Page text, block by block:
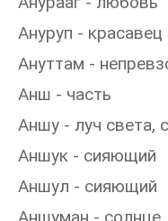
Ануруп - красавец
Ануттам -
Анш - часть
Аншу - луч света,
Аншук - сияющий
Аншул - сияющий